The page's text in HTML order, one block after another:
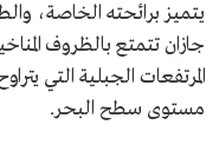
يتميز برائحته الخاصة،
جازان تتمتع بالظروف
مستوى سطح البحر.